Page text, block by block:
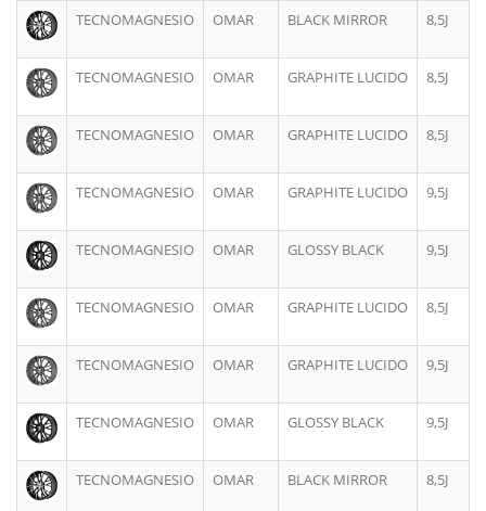
TECNOMAGNESIO OMAR BLACK MIRROR 8,5J
TECNOMAGNESIO OMAR GRAPHITE LUCIDO 8,5J
TECNOMAGNESIO OMAR GRAPHITE LUCIDO 8,5J
TECNOMAGNESIO OMAR GRAPHITE LUCIDO 9,5J
TECNOMAGNESIO OMAR GLOSSY BLACK 9,5J
TECNOMAGNESIO OMAR GRAPHITE LUCIDO 8,5J
TECNOMAGNESIO OMAR GRAPHITE LUCIDO 9,5J
TECNOMAGNESIO OMAR GLOSSY BLACK 9,5J
TECNOMAGNESIO OMAR BLACK MIRROR 8,5J